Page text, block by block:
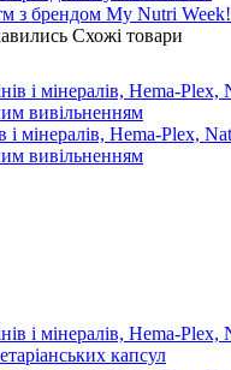
Схожі товари
і мінералів, Hema-Plex,
вивільненням